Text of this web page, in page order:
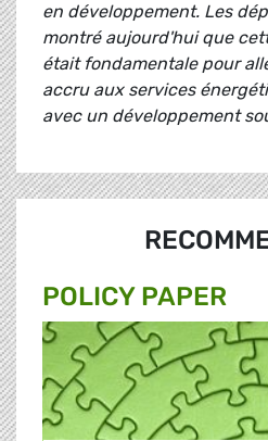
en développement. Les
montré aujourd'hui que
était fondamentale pour
accru aux services
avec un développement
POLICY PAPER